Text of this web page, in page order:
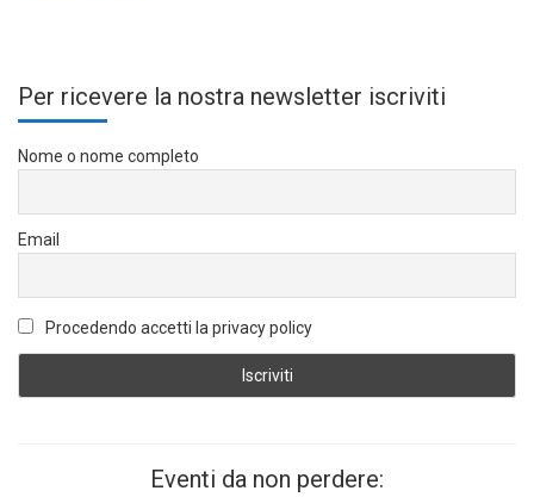
Per ricevere la nostra newsletter iscriviti
Nome o nome completo
Email
Procedendo accetti la privacy policy
Eventi da non perdere: